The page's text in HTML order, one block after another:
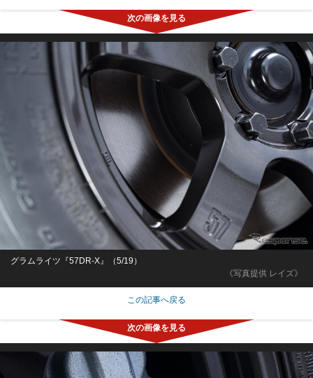
《写真提供 レイズ》
グラムライツ『57DR-X』（5/19）
この記事へ戻る